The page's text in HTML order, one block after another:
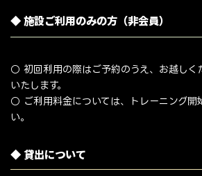
◆ 施設ご利用のみの方（非会員）
○ 初回利用の際はご予約のうえ、お越しく
いたします。
○ ご利用料金については、トレーニング開
い。
◆ 貸出について